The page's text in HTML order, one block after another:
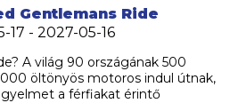
Gentlemans Ride
17 - 2027-05-16
A világ 90 országának 500
öltönyös motoros indul útnak,
a férfiakat érintő